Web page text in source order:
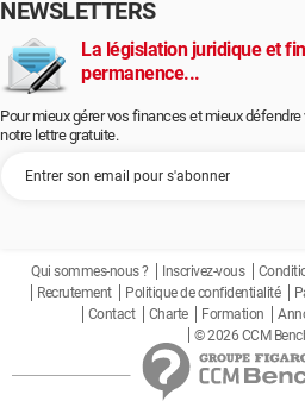
NEWSLETTERS
La législation juridique et
permanence...
Pour mieux gérer vos finances et mieux
notre lettre gratuite.
Qui sommes-nous ? Inscrivez-vous
Recrutement
Politique de confidentialité
Contact
Charte Formation
© 2026 CCM